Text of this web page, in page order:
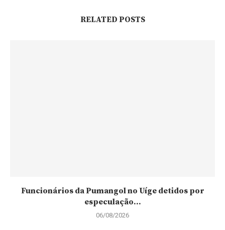
RELATED POSTS
Funcionários da Pumangol no Uíge detidos por
especulação...
06/08/2026